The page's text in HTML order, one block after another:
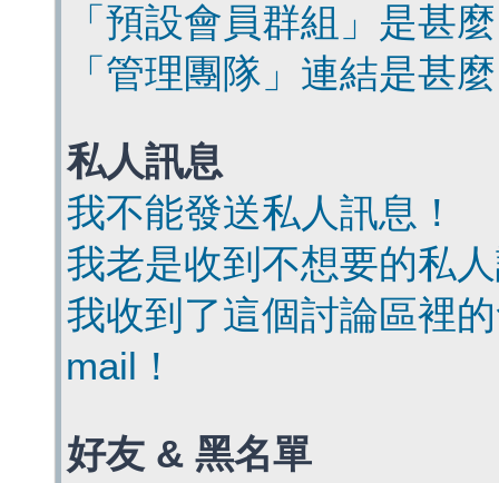
「預設會員群組」是甚
「管理團隊」連結是甚
私人訊息
我不能發送私人訊息！
我老是收到不想要的私
我收到了這個討論區裡
mail！
好友 & 黑名單